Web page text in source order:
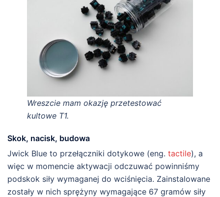
Wreszcie mam okazję przetestować
kultowe T1.
Skok, nacisk, budowa
Jwick Blue to przełączniki dotykowe (eng. tactile), a
więc w momencie aktywacji odczuwać powinniśmy
podskok siły wymaganej do wciśnięcia. Zainstalowane
zostały w nich sprężyny wymagające 67 gramów siły